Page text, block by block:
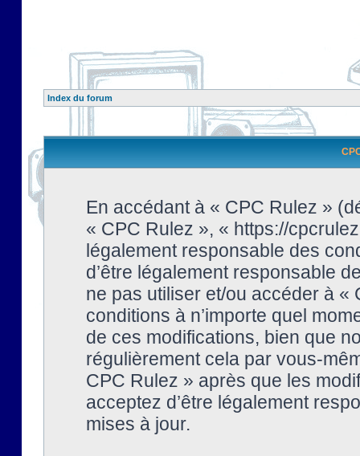
Index du forum
En accédant à « CPC Rulez »
« CPC Rulez », « https://
légalement responsable des
d’être légalement responsable
ne pas utiliser et/ou accéder à
conditions à n’importe quel
de ces modifications, bien que
régulièrement cela par vous-
CPC Rulez » après que les
acceptez d’être légalement
mises à jour.